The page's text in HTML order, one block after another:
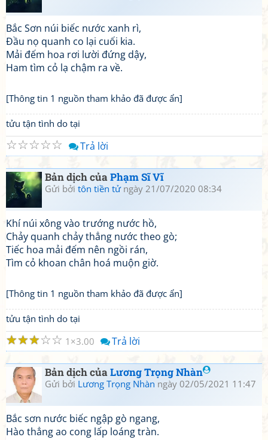
Bắc Sơn núi biếc nước xanh rì,
Đầu nọ quanh co lại cuối kia.
Mải đếm hoa rơi lười đứng dậy,
Ham tìm cỏ lạ chậm ra về.
[Thông tin 1 nguồn tham khảo đã được ẩn]
tửu tận tình do tại
☆
☆
☆
☆
☆ Trả lời
Bản dịch củaPhạm Sĩ Vĩ
Gửi bởi tôn tiền tửngày 21/07/2020 08:34
Khí núi xông vào trướng nước hồ,
Chảy quanh chảy thẳng nước theo gò;
Tiếc hoa mải đếm nên ngồi rán,
Tìm cỏ khoan chân hoá muộn giờ.
[Thông tin 1 nguồn tham khảo đã được ẩn]
tửu tận tình do tại
☆
☆
☆
☆
☆ 1 3.00 Trả lời
Bản dịch củaLương Trọng Nhàn
Gửi bởi Lương Trọng Nhàn ngày 02/05/2021 11:47
Bắc sơn nước biếc ngập gò ngang,
Hào thẳng ao cong lấp loáng tràn.